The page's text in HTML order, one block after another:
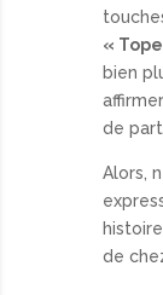
«
bien
de
Alors,
de